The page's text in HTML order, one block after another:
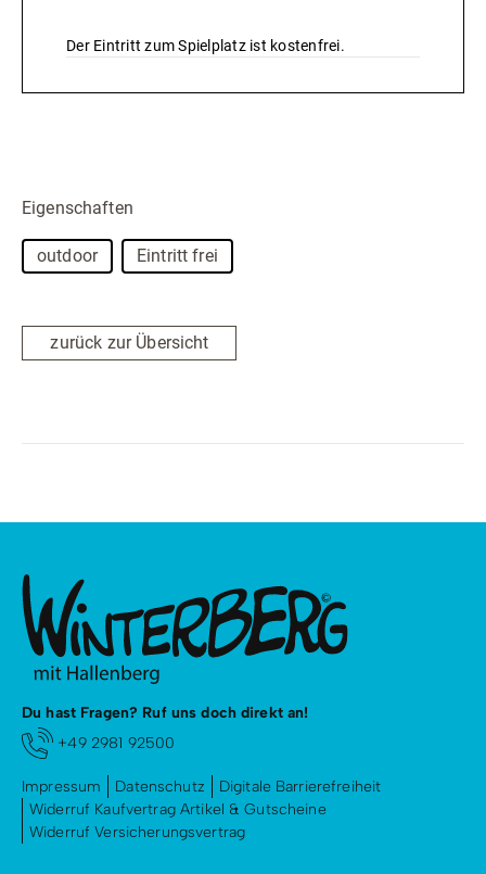
Der Eintritt zum Spielplatz ist kostenfrei.
Eigenschaften
outdoor Eintritt frei
zurück zur Übersicht
Du hast Fragen? Ruf uns doch direkt an!
+49 2981 92500
Impressum Datenschutz
Digitale Barrierefreiheit
Widerruf Kaufvertrag Artikel & Gutscheine
Widerruf Versicherungsvertrag